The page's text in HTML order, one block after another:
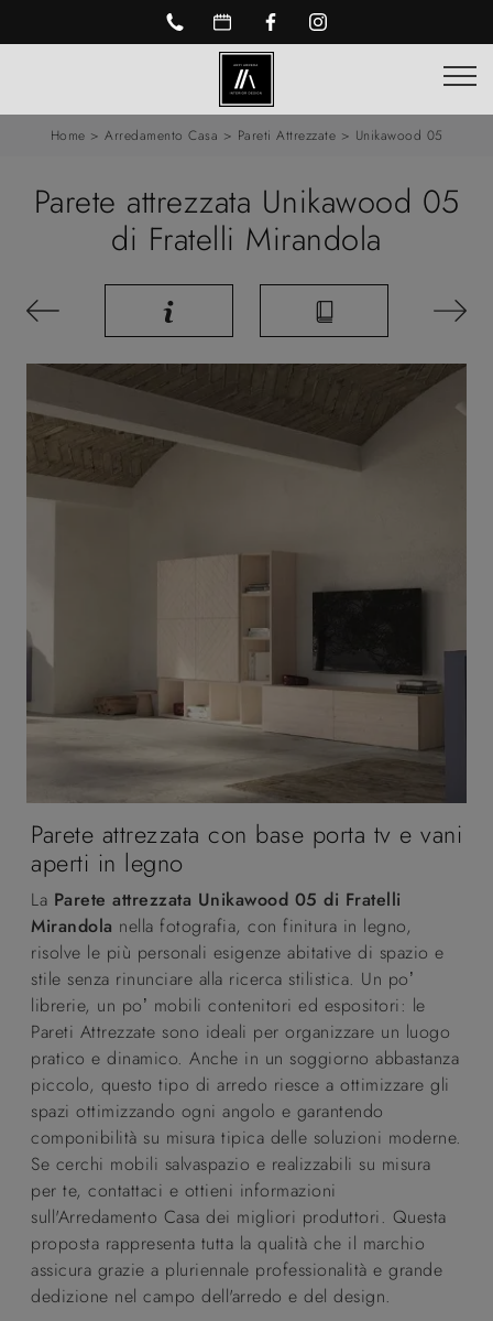
Home > Arredamento Casa > Pareti Attrezzate > Unikawood 05
Parete attrezzata Unikawood 05
di Fratelli Mirandola
Parete attrezzata con base porta tv e vani
aperti in legno
La Parete attrezzata Unikawood 05 di Fratelli
Mirandola nella fotografia, con finitura in legno,
risolve le più personali esigenze abitative di spazio e
stile senza rinunciare alla ricerca stilistica. Un po’
librerie, un po’ mobili contenitori ed espositori: le
Pareti Attrezzate sono ideali per organizzare un luogo
pratico e dinamico. Anche in un soggiorno abbastanza
piccolo, questo tipo di arredo riesce a ottimizzare gli
spazi ottimizzando ogni angolo e garantendo
componibilità su misura tipica delle soluzioni moderne.
Se cerchi mobili salvaspazio e realizzabili su misura
per te, contattaci e ottieni informazioni
sull'Arredamento Casa dei migliori produttori. Questa
proposta rappresenta tutta la qualità che il marchio
assicura grazie a pluriennale professionalità e grande
dedizione nel campo dell'arredo e del design.